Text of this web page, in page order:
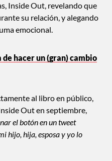
Inside Out, revelando que
su relación, y alegando
emocional.
hacer un (gran) cambio
al libro en público,
Out en septiembre,
el botón en un tweet
hijo, hija, esposa y yo lo